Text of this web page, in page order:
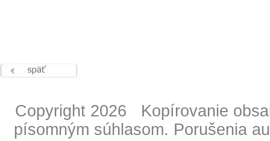
Copyright 2026 Kopírovanie
písomným súhlasom. Porušenia